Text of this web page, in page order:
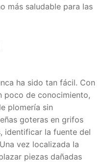
más saludable para las
ha sido tan fácil. Con
poco de conocimiento,
plomería sin
goteras en grifos
identificar la fuente del
vez localizada la
piezas dañadas